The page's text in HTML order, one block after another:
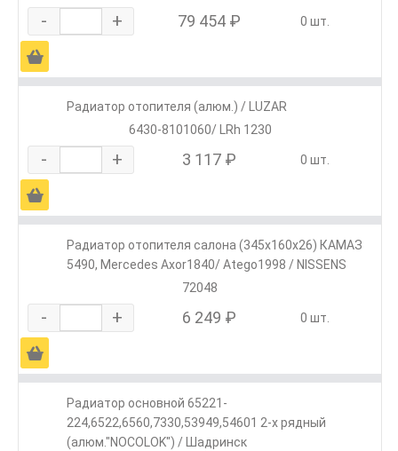
- + 79 454 ₽ 0 шт.
Ä
Радиатор отопителя (алюм.) / LUZAR
6430-8101060/ LRh 1230
- + 3 117 ₽ 0 шт.
Ä
Радиатор отопителя салона (345x160x26) КАМАЗ
5490, Mercedes Axor1840/ Atego1998 / NISSENS
72048
- + 6 249 ₽ 0 шт.
Ä
Радиатор основной 65221-
224,6522,6560,7330,53949,54601 2-х рядный
(алюм."NOCOLOK") / Шадринск